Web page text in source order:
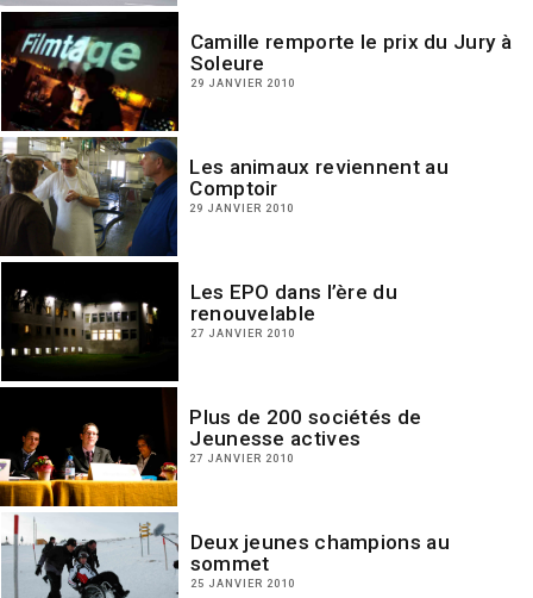
Camille remporte le prix du Jury à
Soleure
29 JANVIER 2010
Les animaux reviennent au
Comptoir
29 JANVIER 2010
Les EPO dans l’ère du
renouvelable
27 JANVIER 2010
Plus de 200 sociétés de
Jeunesse actives
27 JANVIER 2010
Deux jeunes champions au
sommet
25 JANVIER 2010